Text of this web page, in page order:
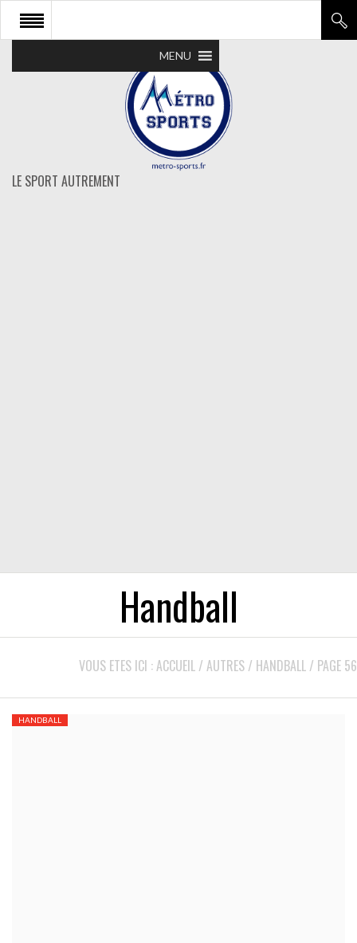
LE SPORT AUTREMENT
MENU
Handball
VOUS ETES ICI : ACCUEIL / AUTRES / HANDBALL / PAGE 56
HANDBALL